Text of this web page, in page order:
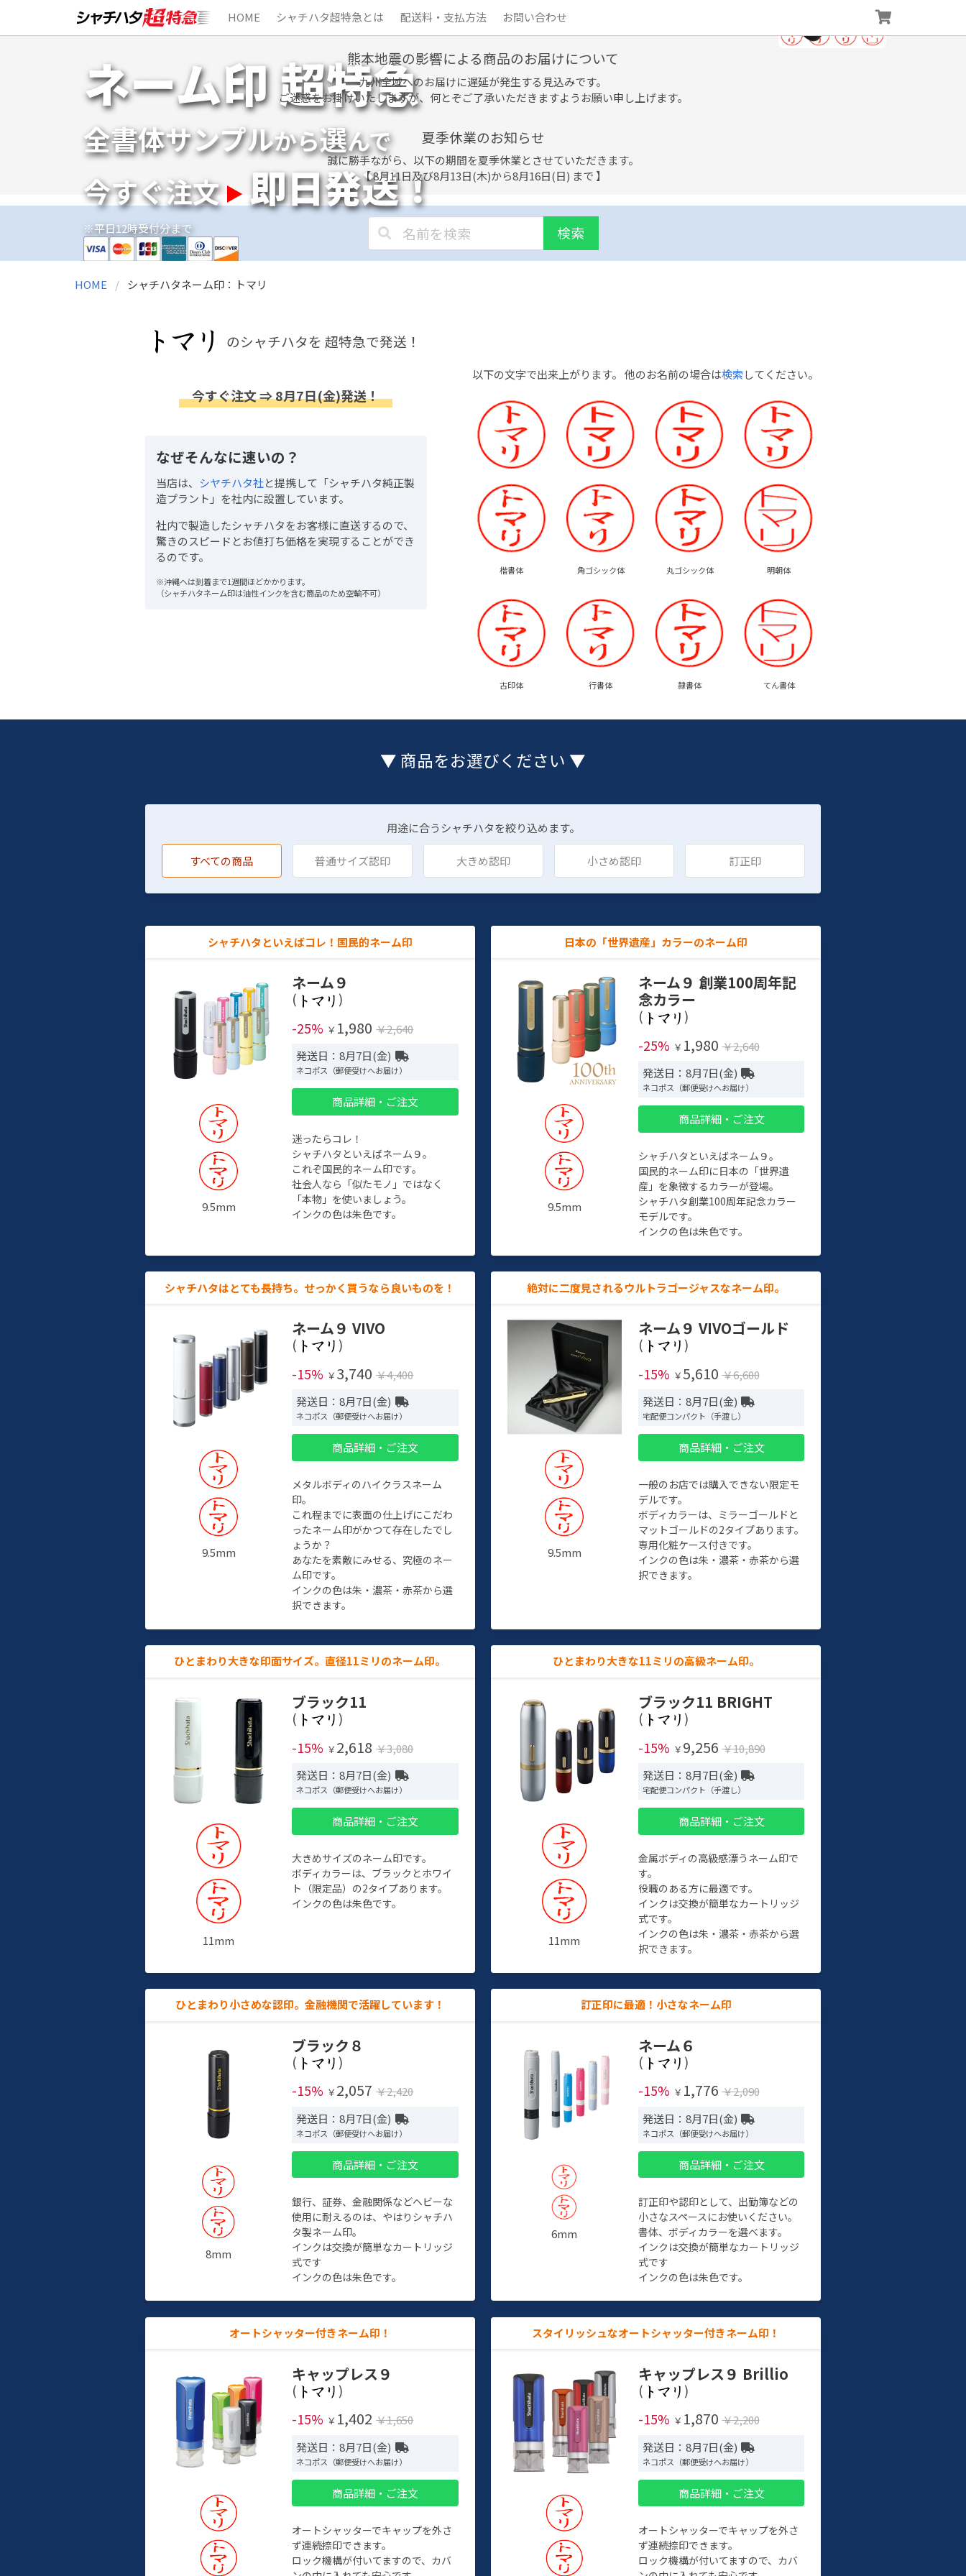
HOME シャチハタ超特急とは 配送料・支払方法 お問い合わせ
ネーム印 超特急
全書体サンプルから選んで
今すぐ注文 即日発送！
※平日12時受付分まで
熊本地震の影響による商品のお届けについて
九州全域へのお届けに遅延が発生する見込みです。
ご迷惑をお掛けいたしますが、何とぞご了承いただきますようお願い申し上げます。
夏季休業のお知らせ
誠に勝手ながら、以下の期間を夏季休業とさせていただきます。
【 8月11日及び8月13日(木)から8月16日(日) まで 】
検索
HOME シャチハタネーム印：トマリ
のシャチハタを 超特急で発送！
以下の文字で出来上がります。 他のお名前の場合は検索してください。
楷書体 角ゴシック体 丸ゴシック体 明朝体
古印体 行書体 隷書体 てん書体
今すぐ注文 ⇒ 8月7日(金)発送！
なぜそんなに速いの？
当店は、 シヤチハタ社と提携して「シャチハタ純正製
造プラント」を社内に設置しています。
社内で製造したシャチハタをお客様に直送するので、
驚きのスピードとお値打ち価格を実現することができ
るのです。
※沖縄へは到着まで1週間ほどかかります。
（シャチハタネーム印は油性インクを含む商品のため空輸不可）
▼ 商品をお選びください ▼
用途に合うシャチハタを絞り込めます。
すべての商品 普通サイズ認印 大きめ認印 小さめ認印 訂正印
シャチハタといえばコレ！国民的ネーム印
9.5mm
ネーム９
(
)
-25% ￥ 1,980 ￥2,640
発送日：8月7日(金)
ネコポス（郵便受けへお届け）
商品詳細・ご注文
迷ったらコレ！
シャチハタといえばネーム９。
これぞ国民的ネーム印です。
社会人なら「似たモノ」ではなく
「本物」を使いましょう。
インクの色は朱色です。
日本の「世界遺産」カラーのネーム印
9.5mm
ネーム９ 創業100周年記
念カラー
(
)
-25% ￥ 1,980 ￥2,640
発送日：8月7日(金)
ネコポス（郵便受けへお届け）
商品詳細・ご注文
シャチハタといえばネーム９。
国民的ネーム印に日本の「世界遺
産」を象徴するカラーが登場。
シャチハタ創業100周年記念カラー
モデルです。
インクの色は朱色です。
シャチハタはとても長持ち。せっかく買うなら良いものを！
9.5mm
ネーム９ VIVO
(
)
-15% ￥ 3,740 ￥4,400
発送日：8月7日(金)
ネコポス（郵便受けへお届け）
商品詳細・ご注文
メタルボディのハイクラスネーム
印。
これ程までに表面の仕上げにこだわ
ったネーム印がかつて存在したでし
ょうか？
あなたを素敵にみせる、究極のネー
ム印です。
インクの色は朱・濃茶・赤茶から選
択できます。
絶対に二度見されるウルトラゴージャスなネーム印。
9.5mm
ネーム９ VIVOゴールド
(
)
-15% ￥ 5,610 ￥6,600
発送日：8月7日(金)
宅配便コンパクト（手渡し）
商品詳細・ご注文
一般のお店では購入できない限定モ
デルです。
ボディカラーは、ミラーゴールドと
マットゴールドの2タイプあります。
専用化粧ケース付きです。
インクの色は朱・濃茶・赤茶から選
択できます。
ひとまわり大きな印面サイズ。直径11ミリのネーム印。
11mm
ブラック11
(
)
-15% ￥ 2,618 ￥3,080
発送日：8月7日(金)
ネコポス（郵便受けへお届け）
商品詳細・ご注文
大きめサイズのネーム印です。
ボディカラーは、ブラックとホワイ
ト（限定品）の2タイプあります。
インクの色は朱色です。
ひとまわり大きな11ミリの高級ネーム印。
11mm
ブラック11 BRIGHT
(
)
-15% ￥ 9,256 ￥10,890
発送日：8月7日(金)
宅配便コンパクト（手渡し）
商品詳細・ご注文
金属ボディの高級感漂うネーム印で
す。
役職のある方に最適です。
インクは交換が簡単なカートリッジ
式です。
インクの色は朱・濃茶・赤茶から選
択できます。
ひとまわり小さめな認印。金融機関で活躍しています！
8mm
ブラック８
(
)
-15% ￥ 2,057 ￥2,420
発送日：8月7日(金)
ネコポス（郵便受けへお届け）
商品詳細・ご注文
銀行、証券、金融関係などヘビーな
使用に耐えるのは、やはりシャチハ
タ製ネーム印。
インクは交換が簡単なカートリッジ
式です
インクの色は朱色です。
訂正印に最適！小さなネーム印
6mm
ネーム６
(
)
-15% ￥ 1,776 ￥2,090
発送日：8月7日(金)
ネコポス（郵便受けへお届け）
商品詳細・ご注文
訂正印や認印として、出勤簿などの
小さなスペースにお使いください。
書体、ボディカラーを選べます。
インクは交換が簡単なカートリッジ
式です
インクの色は朱色です。
オートシャッター付きネーム印！
キャップレス９
(
)
-15% ￥ 1,402 ￥1,650
発送日：8月7日(金)
ネコポス（郵便受けへお届け）
商品詳細・ご注文
オートシャッターでキャップを外さ
ず連続捺印できます。
ロック機構が付いてますので、カバ
スタイリッシュなオートシャッター付きネーム印！
キャップレス９ Brillio
(
)
-15% ￥ 1,870 ￥2,200
発送日：8月7日(金)
ネコポス（郵便受けへお届け）
商品詳細・ご注文
オートシャッターでキャップを外さ
ず連続捺印できます。
ロック機構が付いてますので、カバ